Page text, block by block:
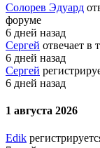
Солорев Эдуард
форуме
6 дней назад
Сергей отвечает в
6 дней назад
Сергей
6 дней назад
1 августа 2026
Edik